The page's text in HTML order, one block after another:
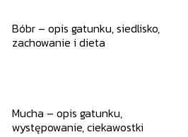
Bóbr – opis gatunku, siedlisko,
zachowanie i dieta
Mucha – opis gatunku,
występowanie, ciekawostki